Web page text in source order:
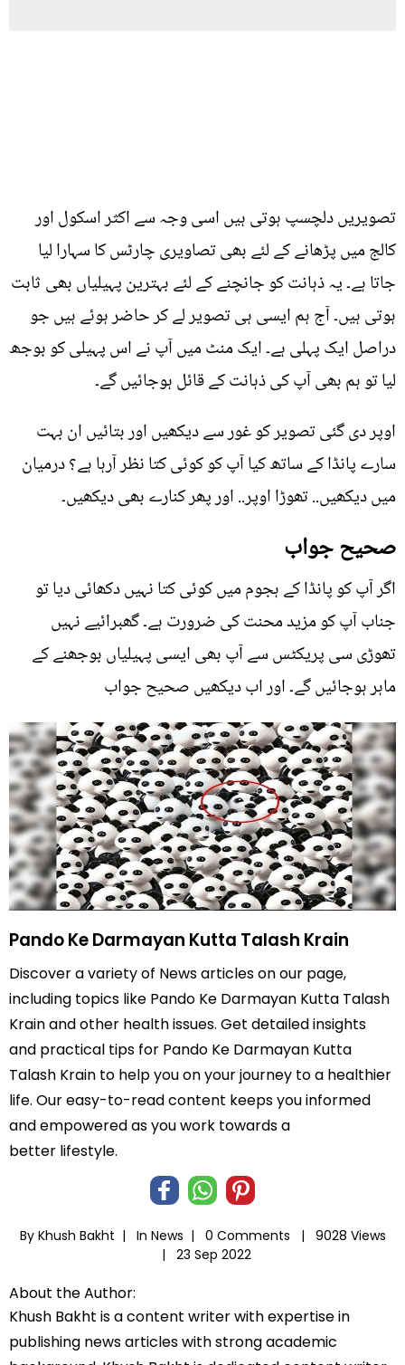
تصویریں دلچسپ ہوتی ہیں اسی وجہ سے اکثر اسکول اور
کالج میں پڑھانے کے لئے بھی تصاویری چارٹس کا سہارا لیا
جاتا ہے۔ یہ ذہانت کو جانچنے کے لئے بہترین پہیلیاں بھی ثابت
ہوتی ہیں۔ آج ہم ایسی ہی تصویر لے کر حاضر ہوئے ہیں جو
دراصل ایک پہلی ہے۔ ایک منٹ میں آپ نے اس پہیلی کو بوجھ
لیا تو ہم بھی آپ کی ذہانت کے قائل ہوجائیں گے۔
اوپر دی گئی تصویر کو غور سے دیکھیں اور بتائیں ان بہت
سارے پانڈا کے ساتھ کیا آپ کو کوئی کتا نظر آرہا ہے؟ درمیان
میں دیکھیں.. تھوڑا اوپر.. اور پھر کنارے بھی دیکھیں۔
صحیح جواب
اگر آپ کو پانڈا کے ہجوم میں کوئی کتا نہیں دکھائی دیا تو
جناب آپ کو مزید محنت کی ضرورت ہے۔ گھبرائیے نہیں
تھوڑی سی پریکٹس سے آپ بھی ایسی پہیلیاں بوجھنے کے
ماہر ہوجائیں گے۔ اور اب دیکھیں صحیح جواب
Pando Ke Darmayan Kutta Talash Krain
Discover a variety of News articles on our page,
including topics like Pando Ke Darmayan Kutta Talash
Krain and other health issues. Get detailed insights
and practical tips for Pando Ke Darmayan Kutta
Talash Krain to help you on your journey to a healthier
life. Our easy-to-read content keeps you informed
and empowered as you work towards a
better lifestyle.
By Khush Bakht | In News | 0 Comments |
9028 Views
|
23 Sep 2022
About the Author:
Khush Bakht is a content writer with expertise in
publishing news articles with strong academic